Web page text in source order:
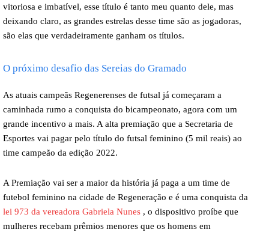
vitoriosa e imbatível, esse título é tanto meu quanto dele, mas
deixando claro, as grandes estrelas desse time são as jogadoras,
são elas que verdadeiramente ganham os títulos.
O próximo desafio das Sereias do Gramado
As atuais campeãs Regenerenses de futsal já começaram a
caminhada rumo a conquista do bicampeonato, agora com um
grande incentivo a mais. A alta premiação que a Secretaria de
Esportes vai pagar pelo título do futsal feminino (5 mil reais) ao
time campeão da edição 2022.
A Premiação vai ser a maior da história já paga a um time de
futebol feminino na cidade de Regeneração e é uma conquista da
lei 973 da vereadora Gabriela Nunes , o dispositivo proíbe que
mulheres recebam prêmios menores que os homens em